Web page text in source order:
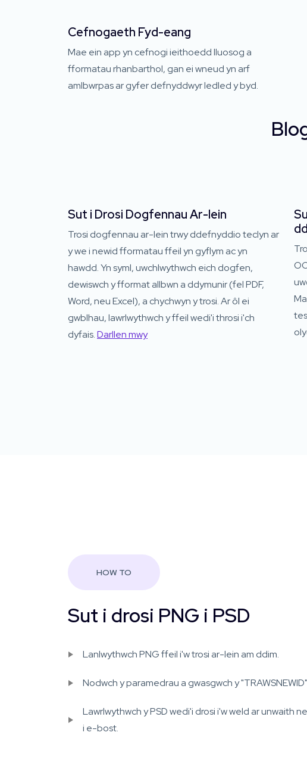
Cefnogaeth Fyd-eang
Mae ein app yn cefnogi ieithoedd lluosog a
fformatau rhanbarthol, gan ei wneud yn arf
amlbwrpas ar gyfer defnyddwyr ledled y byd.
Sut i Drosi Dogfennau Ar-lein
Trosi dogfennau ar-lein trwy ddefnyddio teclyn ar
y we i newid fformatau ffeil yn gyflym ac yn
hawdd. Yn syml, uwchlwythwch eich dogfen,
dewiswch y fformat allbwn a ddymunir (fel PDF,
Word, neu Excel), a chychwyn y trosi. Ar ôl ei
gwblhau, lawrlwythwch y ffeil wedi'i throsi i'ch
dyfais.Darllen mwy
HOW TO
Sut i drosi PNG i PSD
Lanlwythwch PNG ffeil i'w trosi ar-lein am ddim.
Nodwch y paramedrau a gwasgwch y
Lawrlwythwch y PSD wedi'i drosi i'w weld ar unwaith
i e-bost.